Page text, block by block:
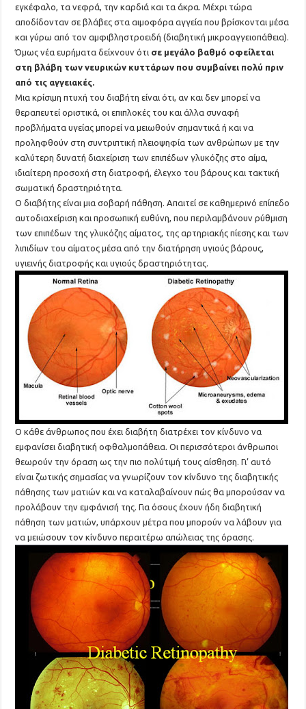
εγκέφαλο, τα νεφρά, την καρδιά και τα άκρα. Μέχρι τώρα
αποδίδονταν σε βλάβες στα αιμοφόρα αγγεία που βρίσκονται μέσα
και γύρω από τον αμφιβληστροειδή (διαβητική μικροαγγειοπάθεια).
Όμως νέα ευρήματα δείχνουν ότι σε μεγάλο βαθμό οφείλεται
στη βλάβη των νευρικών κυττάρων που συμβαίνει πολύ πριν
από τις αγγειακές.
Μια κρίσιμη πτυχή του διαβήτη είναι ότι, αν και δεν μπορεί να
θεραπευτεί οριστικά, οι επιπλοκές του και άλλα συναφή
προβλήματα υγείας μπορεί να μειωθούν σημαντικά ή και να
προληφθούν στη συντριπτική πλειοψηφία των ανθρώπων με την
καλύτερη δυνατή διαχείριση των επιπέδων γλυκόζης στο αίμα,
ιδιαίτερη προσοχή στη διατροφή, έλεγχο του βάρους και τακτική
σωματική δραστηριότητα.
Ο διαβήτης είναι μια σοβαρή πάθηση. Απαιτεί σε καθημερινό επίπεδο
αυτοδιαχείριση και προσωπική ευθύνη, που περιλαμβάνουν ρύθμιση
των επιπέδων της γλυκόζης αίματος, της αρτηριακής πίεσης και των
λιπιδίων του αίματος μέσα από την διατήρηση υγιούς βάρους,
υγιεινής διατροφής και υγιούς δραστηριότητας.
Ο κάθε άνθρωπος που έχει διαβήτη διατρέχει τον κίνδυνο να
εμφανίσει διαβητική οφθαλμοπάθεια. Οι περισσότεροι άνθρωποι
θεωρούν την όραση ως την πιο πολύτιμή τους αίσθηση. Γι’ αυτό
είναι ζωτικής σημασίας να γνωρίζουν τον κίνδυνο της διαβητικής
πάθησης των ματιών και να καταλαβαίνουν πώς θα μπορούσαν να
προλάβουν την εμφάνισή της. Για όσους έχουν ήδη διαβητική
πάθηση των ματιών, υπάρχουν μέτρα που μπορούν να λάβουν για
να μειώσουν τον κίνδυνο περαιτέρω απώλειας της όρασης.